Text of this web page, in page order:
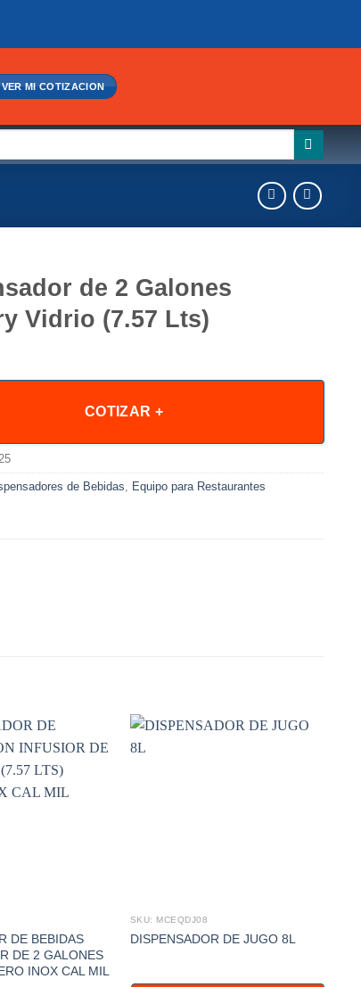
VER MI COTIZACION
de 2 Galones
Vidrio (7.57 Lts)
COTIZAR +
de Bebidas, Equipo para Restaurantes
DE BEBIDAS
DE 2 GALONES
INOX CAL MIL
SKU: MCEQDJ08
DISPENSADOR DE JUGO 8L